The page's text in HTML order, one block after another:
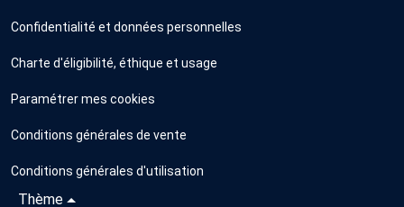
Confidentialité et données personnelles
Charte d'éligibilité, éthique et usage
Paramétrer mes cookies
Conditions générales de vente
Conditions générales d'utilisation
Thème